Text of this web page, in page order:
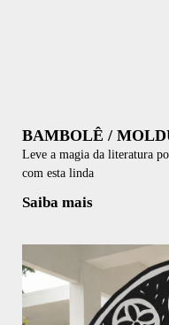
BAMBOLÊ /
Leve a magia da literatura
com esta linda
Saiba mais